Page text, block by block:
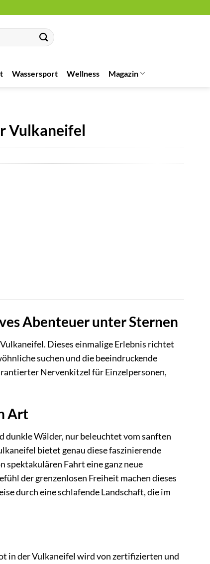
Wassersport Wellness Magazin
Vulkaneifel
Abenteuer unter Sternen
Dieses einmalige Erlebnis richtet
suchen und die beeindruckende
Nervenkitzel für Einzelpersonen,
Art
Wälder, nur beleuchtet vom sanften
bietet genau diese faszinierende
Fahrt eine ganz neue
der grenzenlosen Freiheit machen dieses
durch eine schlafende Landschaft, die im
in der Vulkaneifel wird von zertifizierten und